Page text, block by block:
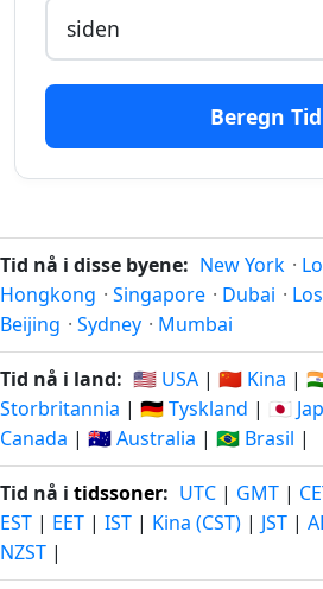
13
minutter
siden
07.08.2026
14
minutter
07.08.2026
14
15
minutter
siden
07.08.2026
15
minutter
siden
07.08.2026
17
minutter
siden
07.08.2026
17
18 18
Beregn Tid
Tid nå i disse byene: New York ·
Hongkong · Singapore · Dubai ·
Beijing · Sydney · Mumbai
Tid nå i land: 🇺🇸 USA | 🇨🇳 Kina |
Storbritannia | 🇩🇪 Tyskland | 🇯🇵
Canada | 🇦🇺 Australia | 🇧🇷 Brasil |
Tid nå i tidssoner: UTC | GMT |
EST | EET | IST | Kina (CST) | JST |
NZST |